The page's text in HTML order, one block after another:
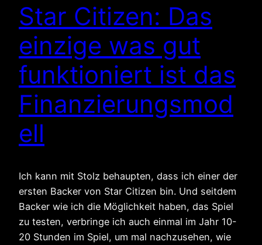
Star Citizen: Das
einzige was gut
funktioniert ist das
Finanzierungsmod
ell
Ich kann mit Stolz behaupten, dass ich einer der
ersten Backer von Star Citizen bin. Und seitdem
Backer wie ich die Möglichkeit haben, das Spiel
zu testen, verbringe ich auch einmal im Jahr 10-
20 Stunden im Spiel, um mal nachzusehen, wie